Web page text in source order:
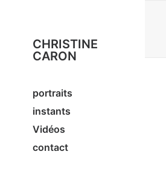
CHRISTINE
CARON
portraits
instants
Vidéos
contact